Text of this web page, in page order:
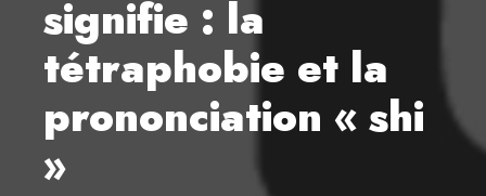
signifie : la
tétraphobie et la
prononciation « shi
»